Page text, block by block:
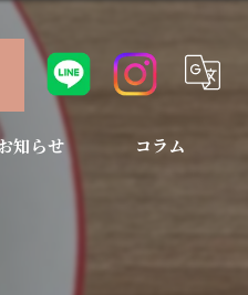
知らせ コラム